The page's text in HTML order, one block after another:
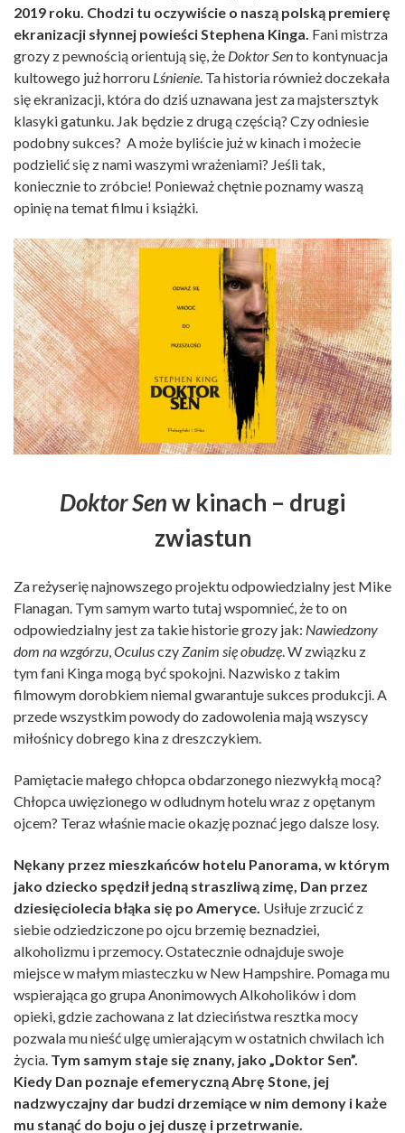
2019 roku. Chodzi tu oczywiście o naszą polską premierę
ekranizacji słynnej powieści Stephena Kinga. Fani mistrza
grozy z pewnością orientują się, że Doktor Sento kontynuacja
kultowego już horroru Lśnienie. Ta historia również doczekała
się ekranizacji, która do dziś uznawana jest za majstersztyk
klasyki gatunku. Jak będzie z drugą częścią? Czy odniesie
podobny sukces? A może byliście już w kinach i możecie
podzielić się z nami waszymi wrażeniami? Jeśli tak,
koniecznie to zróbcie! Ponieważ chętnie poznamy waszą
opinię na temat filmu i książki.
Doktor Senw kinach – drugi
zwiastun
Za reżyserię najnowszego projektu odpowiedzialny jest Mike
Flanagan. Tym samym warto tutaj wspomnieć, że to on
odpowiedzialny jest za takie historie grozy jak: Nawiedzony
dom na wzgórzu,OculusczyZanim się obudzę. W związku z
tym fani Kinga mogą być spokojni. Nazwisko z takim
filmowym dorobkiem niemal gwarantuje sukces produkcji. A
przede wszystkim powody do zadowolenia mają wszyscy
miłośnicy dobrego kina z dreszczykiem.
Pamiętacie małego chłopca obdarzonego niezwykłą mocą?
Chłopca uwięzionego w odludnym hotelu wraz z opętanym
ojcem? Teraz właśnie macie okazję poznać jego dalsze losy.
Nękany przez mieszkańców hotelu Panorama, w którym
jako dziecko spędził jedną straszliwą zimę, Dan przez
dziesięciolecia błąka się po Ameryce. Usiłuje zrzucić z
siebie odziedziczone po ojcu brzemię beznadziei,
alkoholizmu i przemocy. Ostatecznie odnajduje swoje
miejsce w małym miasteczku w New Hampshire. Pomaga mu
wspierająca go grupa Anonimowych Alkoholików i dom
opieki, gdzie zachowana z lat dzieciństwa resztka mocy
pozwala mu nieść ulgę umierającym w ostatnich chwilach ich
życia. Tym samym staje się znany, jako „Doktor Sen”.
Kiedy Dan poznaje efemeryczną Abrę Stone, jej
nadzwyczajny dar budzi drzemiące w nim demony i każe
mu stanąć do boju o jej duszę i przetrwanie.